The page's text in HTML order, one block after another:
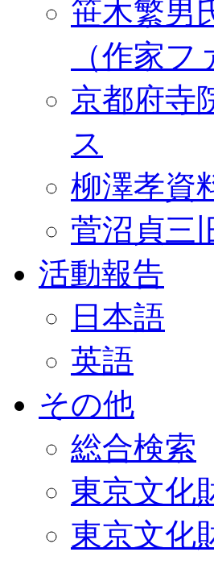
笹木繁男
（作家フ
京都府寺
ス
柳澤孝資
菅沼貞三
活動報告
日本語
英語
その他
総合検索
東京文化
東京文化